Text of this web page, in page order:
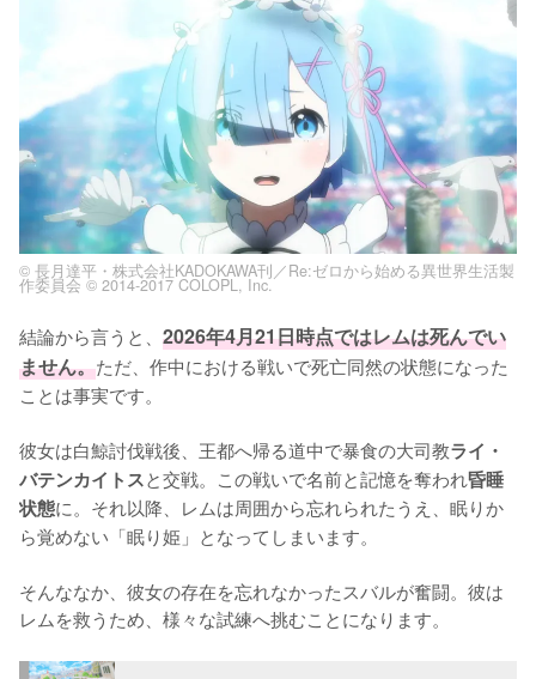
© 長月達平・株式会社KADOKAWA刊／Re:ゼロから始める異世界生活製
作委員会 © 2014-2017 COLOPL, Inc.
結論から言うと、 2026年4月21日時点ではレムは死んでい
ません。ただ、作中における戦いで死亡同然の状態になった
ことは事実です。
彼女は白鯨討伐戦後、王都へ帰る道中で暴食の大司教ライ・
バテンカイトスと交戦。この戦いで名前と記憶を奪われ昏睡
状態に。それ以降、レムは周囲から忘れられたうえ、眠りか
ら覚めない「眠り姫」となってしまいます。
そんななか、彼女の存在を忘れなかったスバルが奮闘。彼は
レムを救うため、様々な試練へ挑むことになります。